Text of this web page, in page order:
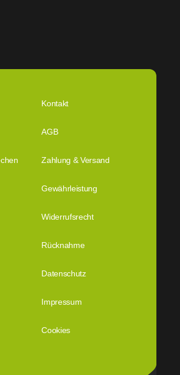
Kontakt
AGB
Zahlung & Versand
Gewährleistung
Widerrufsrecht
Rücknahme
Datenschutz
Impressum
Cookies